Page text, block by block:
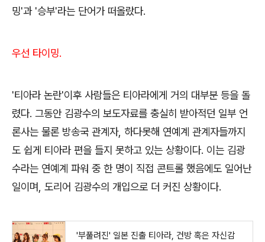
밍'과 '승부'라는 단어가 떠올랐다.
우선 타이밍.
'티아라 논란'이후 사람들은 티아라에게 거의 대부분 등을 돌
렸다. 그동안 김광수의 보도자료를 충실히 받아적던 일부 언
론사는 물론 방송국 관계자, 하다못해 연예계 관계자들까지
도 쉽게 티아라 편을 들지 못하고 있는 상황이다. 이는 김광
수라는 연예계 파워 중 한 명이 직접 콘트롤 했음에도 일어난
일이며, 도리어 김광수의 개입으로 더 커진 상황이다.
'부풀려진' 일본 진출 티아라, 건방 혹은 자신감